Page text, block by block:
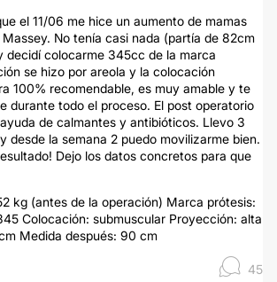
el 11/06 me hice un aumento de mamas
No tenía casi nada (partía de 82cm
decidí colocarme 345cc de la marca
se hizo por areola y la colocación
100% recomendable, es muy amable y te
durante todo el proceso. El post operatorio
de calmantes y antibióticos. Llevo 3
desde la semana 2 puedo movilizarme bien.
Dejo los datos concretos para que
kg (antes de la operación) Marca prótesis:
Colocación: submuscular Proyección: alta
Medida después: 90 cm
45